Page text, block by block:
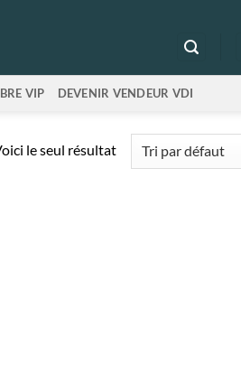
VIP DEVENIR VENDEUR VDI
le seul résultat